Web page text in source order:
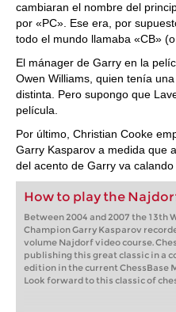
cambiaran el nombre del
por «PC». Ese era, por
todo el mundo llamaba «CB» (o
El mánager de Garry en la
Owen Williams, quien tenía
distinta. Pero supongo que
película.
Por último, Christian Cooke
Garry Kasparov a medida que
del acento de Garry va calando
How to play the
Between 2004 and 2007 the 13th
Champion Garry Kasparov
volume Najdorf video course.
publishing this great classic in a
edition in the current ChessBase
Look forward to this classic of